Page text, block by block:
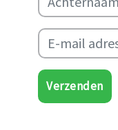
Verzenden